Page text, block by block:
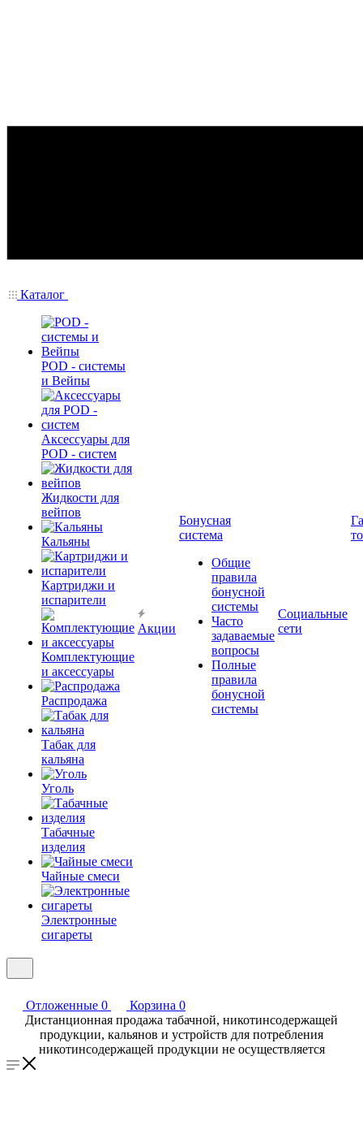
Каталог
POD - системы
и Вейпы
Аксессуары для
POD - систем
Жидкости для
вейпов
Кальяны
Картриджи и
испарители
Комплектующие
и аксессуары
Распродажа
Табак для
кальяна
Уголь
Табачные
изделия
Чайные смеси
Электронные
сигареты
Акции
Бонусная
система
Общие
правила
бонусной
системы
Часто
задаваемые
вопросы
Полные
правила
бонусной
системы
Социальные
сети
Отложенные 0 Корзина 0
Дистанционная продажа табачной, никотинсодержащей
продукции, кальянов и устройств для потребления
никотинсодержащей продукции не осуществляется